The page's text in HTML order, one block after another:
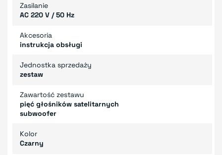
Zasilanie
AC 220 V / 50 Hz
Akcesoria
instrukcja obsługi
Jednostka sprzedaży
zestaw
Zawartość zestawu
pięć głośników satelitarnych
subwoofer
Kolor
Czarny